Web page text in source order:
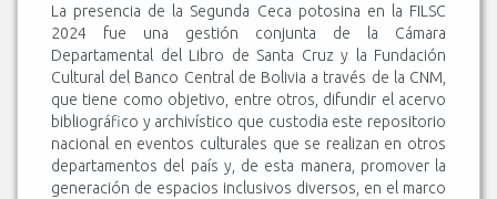
La presencia de la Segunda Ceca potosina en la FILSC
2024 fue una gestión conjunta de la Cámara
Departamental del Libro de Santa Cruz y la Fundación
Cultural del Banco Central de Bolivia a través de la CNM,
que tiene como objetivo, entre otros, difundir el acervo
bibliográfico y archivístico que custodia este repositorio
nacional en eventos culturales que se realizan en otros
departamentos del país y, de esta manera, promover la
generación de espacios inclusivos diversos, en el marco